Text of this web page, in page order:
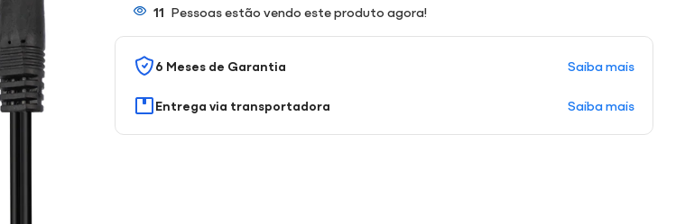
11 Pessoas estão vendo este produto agora!
6 Meses de Garantia Saiba mais
Entrega via transportadora Saiba mais